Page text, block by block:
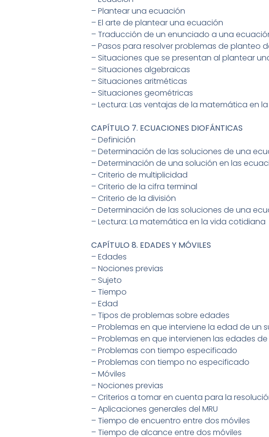
– Plantear una ecuación
– El arte de plantear una ecuación
– Traducción de un enunciado a una
– Pasos para resolver problemas de planteo
– Situaciones que se presentan al plantear
– Situaciones algebraicas
– Situaciones aritméticas
– Situaciones geométricas
– Lectura: Las ventajas de la matemática en
CAPÍTULO 7. ECUACIONES DIOFÁNTICAS
– Definición
– Determinación de las soluciones de una
– Determinación de una solución en las
– Criterio de multiplicidad
– Criterio de la cifra terminal
– Criterio de la división
– Determinación de las soluciones de una
– Lectura: La matemática en la vida cotidiana
CAPÍTULO 8. EDADES Y MÓVILES
– Edades
– Nociones previas
– Sujeto
– Tiempo
– Edad
– Tipos de problemas sobre edades
– Problemas en que interviene la edad de un
– Problemas en que intervienen las edades
– Problemas con tiempo especificado
– Problemas con tiempo no especificado
– Móviles
– Nociones previas
– Criterios a tomar en cuenta para la
– Aplicaciones generales del MRU
– Tiempo de encuentro entre dos móviles
– Tiempo de alcance entre dos móviles